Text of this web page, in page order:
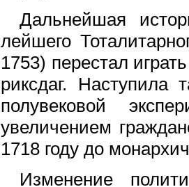
Дальнейшая
лейшего
1753) перестал
риксдаг. Наступила
полувековой
увеличением
1718 году до
Изменение